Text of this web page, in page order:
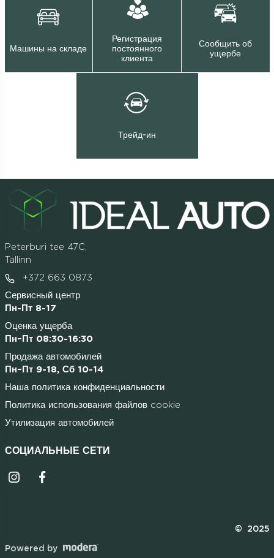
Машины на складе
Регистрация
постоянного
клиента
Сообщить об
ущербе
Трейд-ин
Peterburi tee 47C,
Tallinn
+372 663 0873
Сервисный центр
Пн-Пт 8-17
Оценка ущерба
Пн–Пт 08:30-16:30
Продажа автомобилей
Пн–Пт 9-18, Сб 10-14
Наша политика конфиденциальности
Политика использования файлов cookie
Утилизация автомобилей
СОЦИАЛЬНЫЕ СЕТИ
Instagrammi ikoon
© 2025
Powered by